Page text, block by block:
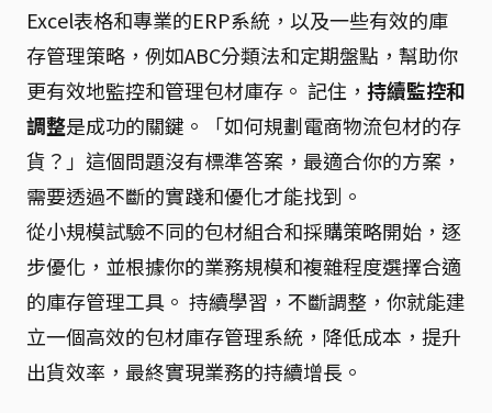
Excel表格和專業的ERP系統，以及一些有效的庫
存管理策略，例如ABC分類法和定期盤點，幫助你
更有效地監控和管理包材庫存。 記住， 持續監控和
調整是成功的關鍵。「如何規劃電商物流包材的存
貨？」這個問題沒有標準答案，最適合你的方案，
需要透過不斷的實踐和優化才能找到。
從小規模試驗不同的包材組合和採購策略開始，逐
步優化，並根據你的業務規模和複雜程度選擇合適
的庫存管理工具。 持續學習，不斷調整，你就能建
立一個高效的包材庫存管理系統，降低成本，提升
出貨效率，最終實現業務的持續增長。